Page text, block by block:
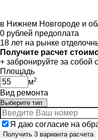
в Нижнем Новгороде и
0 рублей предоплата
18 лет на рынке
Получите расчет
+ забронируйте за собой
Площадь
м2
Вид ремонта
Я даю согласие на
Получить 3 варианта расчета